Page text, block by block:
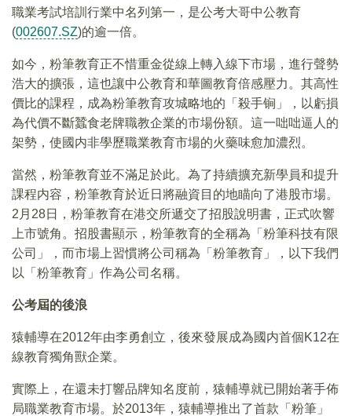
職業考試培訓行業中名列第一，是公考大哥中公教育
(002607.SZ)的逾一倍。
如今，粉筆教育正不惜重金從線上轉入線下市場，進行聲勢
浩大的擴張，這也讓中公教育和華圖教育倍感壓力。其高性
價比的課程，成為粉筆教育攻城略地的「殺手锏」，以虧損
為代價不斷蠶食老牌職教企業的市場份額。這一咄咄逼人的
架勢，使國内非學歷職業教育市場的火藥味愈加濃烈。
當然，粉筆教育並不滿足於此。為了持續擴充新學員和提升
課程内容，粉筆教育於近日將融資目的地瞄向了港股市場。
2月28日，粉筆教育在港交所遞交了招股說明書，正式吹響
上市號角。招股書顯示，粉筆教育的全稱為「粉筆科技有限
公司」，而市場上習慣將公司稱為「粉筆教育」，以下我們
以「粉筆教育」作為公司名稱。
公考屆的後浪
猿輔導在2012年由李勇創立，後來發展成為國内首個K12在
線教育獨角獸企業。
實際上，在還未打響品牌知名度前，猿輔導就已開始著手佈
局職業教育市場。於2013年，猿輔導推出了首款「粉筆」